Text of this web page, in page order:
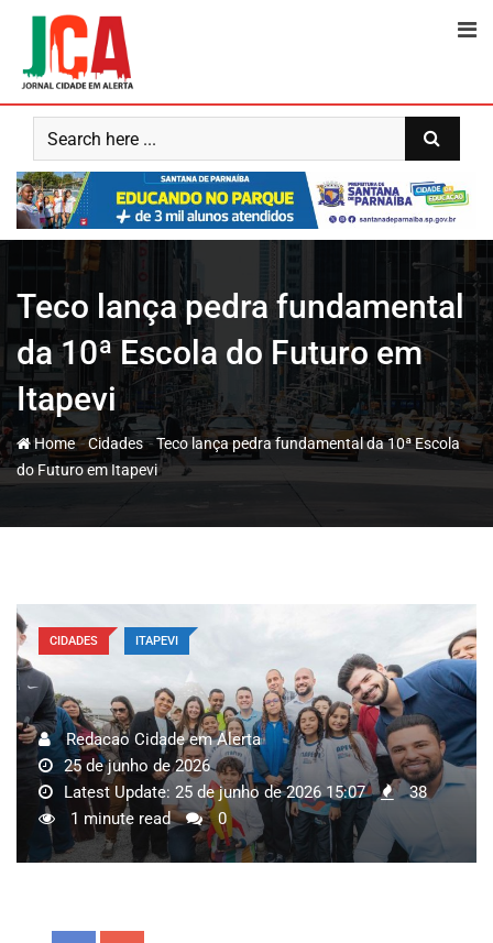
content
Teco lança pedra fundamental
da 10ª Escola do Futuro em
Itapevi
Home-Cidades-Teco lança pedra fundamental da 10ª Escola
do Futuro em Itapevi
CIDADES ITAPEVI
Redacao Cidade em Alerta
25 de junho de 2026
Latest Update: 25 de junho de 2026 15:07
38
1 minute read
0